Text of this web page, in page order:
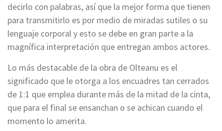
decirlo con palabras, así que la mejor forma que tienen
para transmitirlo es por medio de miradas sutiles o su
lenguaje corporal y esto se debe en gran parte a la
magnífica interpretación que entregan ambos actores.
Lo más destacable de la obra de Olteanu es el
significado que le otorga a los encuadres tan cerrados
de 1:1 que emplea durante más de la mitad de la cinta,
que para el final se ensanchan o se achican cuando el
momento lo amerita.